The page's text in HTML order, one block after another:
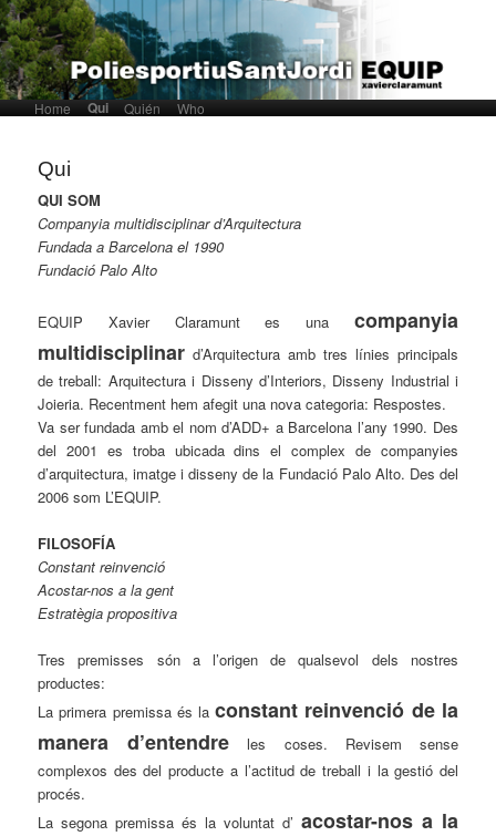
Main menuSkip to primary content
Skip to secondary content
Home Qui Quién Who
Qui
QUI SOM
Companyia multidisciplinar d’Arquitectura
Fundada a Barcelona el 1990
Fundació Palo Alto
EQUIP Xavier Claramunt es una companyia
multidisciplinar d’Arquitectura amb tres línies principals
de treball: Arquitectura i Disseny d’Interiors, Disseny Industrial i
Joieria. Recentment hem afegit una nova categoria: Respostes.
Va ser fundada amb el nom d’ADD+ a Barcelona l’any 1990. Des
del 2001 es troba ubicada dins el complex de companyies
d’arquitectura, imatge i disseny de la Fundació Palo Alto. Des del
2006 som L’EQUIP.
FILOSOFÍA
Constant reinvenció
Acostar-nos a la gent
Estratègia propositiva
Tres premisses són a l’origen de qualsevol dels nostres
productes:
La primera premissa és laconstant reinvenció de la
manera d’entendre les coses. Revisem sense
complexos des del producte a l’actitud de treball i la gestió del
procés.
La segona premissa és la voluntat d’ acostar-nos a la